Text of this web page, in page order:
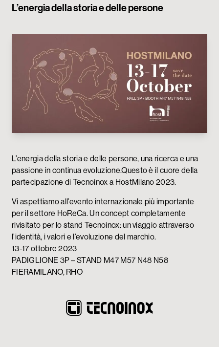
News
Contatti
My Tecnoinox
L’energia della storia e delle persone
L’energia della storia e delle persone, una ricerca e una
passione in continua evoluzione.Questo è il cuore della
partecipazione di Tecnoinox a HostMilano 2023.
Vi aspettiamo all’evento internazionale più importante
per il settore HoReCa. Un concept completamente
rivisitato per lo stand Tecnoinox: un viaggio attraverso
l’identità, i valori e l’evoluzione del marchio.
13-17 ottobre 2023
PADIGLIONE 3P – STAND M47 M57 N48 N58
FIERAMILANO, RHO